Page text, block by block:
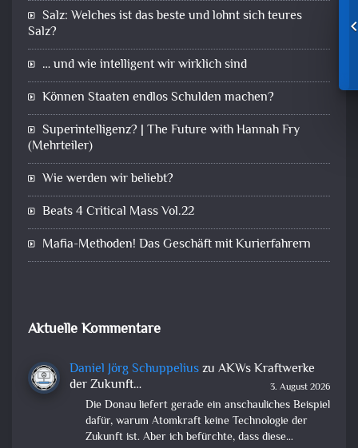
Salz: Welches ist das beste und lohnt sich teures
Salz?
… und wie intelligent wir wirklich sind
Können Staaten endlos Schulden machen?
Superintelligenz? | The Future with Hannah Fry
(Mehrteiler)
Wie werden wir beliebt?
Beats 4 Critical Mass Vol.22
Mafia-Methoden! Das Geschäft mit Kurierfahrern
Aktuelle Kommentare
Daniel Jörg Schuppeliuszu AKWs Kraftwerke
der Zukunft…
3. August 2026
Die Donau liefert gerade ein anschauliches Beispiel
dafür, warum Atomkraft keine Technologie der
Zukunft ist. Aber ich befürchte, dass diese…